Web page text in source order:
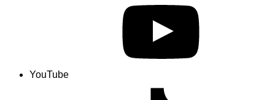
YouTube